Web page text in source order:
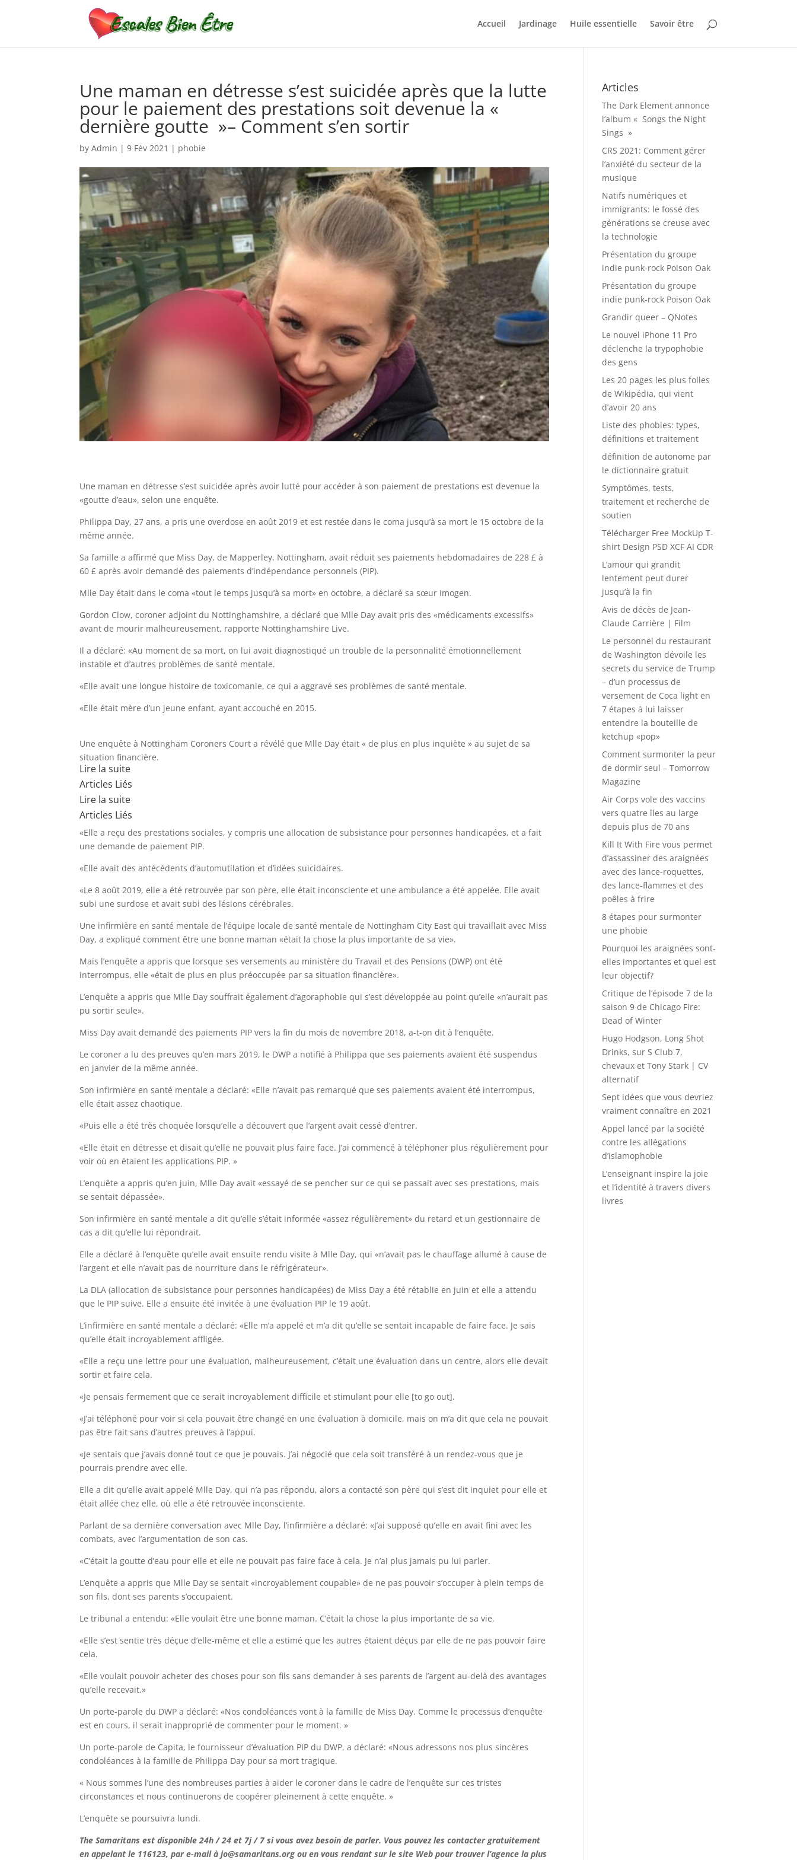
Accueil Jardinage Huile essentielle Savoir être
Une maman en détresse s’est suicidée après que la lutte
pour le paiement des prestations soit devenue la «
dernière goutte »– Comment s’en sortir
byAdmin |9 Fév 2021 | phobie
Une maman en détresse s’est suicidée après avoir lutté pour accéder à son paiement de prestations est devenue la
«goutte d’eau», selon une enquête.
Philippa Day, 27 ans, a pris une overdose en août 2019 et est restée dans le coma jusqu’à sa mort le 15 octobre de la
même année.
Sa famille a affirmé que Miss Day, de Mapperley, Nottingham, avait réduit ses paiements hebdomadaires de 228 £ à
60 £ après avoir demandé des paiements d’indépendance personnels (PIP).
Mlle Day était dans le coma «tout le temps jusqu’à sa mort» en octobre, a déclaré sa sœur Imogen.
Gordon Clow, coroner adjoint du Nottinghamshire, a déclaré que Mlle Day avait pris des «médicaments excessifs»
avant de mourir malheureusement, rapporte Nottinghamshire Live.
Il a déclaré: «Au moment de sa mort, on lui avait diagnostiqué un trouble de la personnalité émotionnellement
instable et d’autres problèmes de santé mentale.
«Elle avait une longue histoire de toxicomanie, ce qui a aggravé ses problèmes de santé mentale.
«Elle était mère d’un jeune enfant, ayant accouché en 2015.
Une enquête à Nottingham Coroners Court a révélé que Mlle Day était « de plus en plus inquiète » au sujet de sa
situation financière.
Lire la suite
Articles Liés
Lire la suite
Articles Liés
«Elle a reçu des prestations sociales, y compris une allocation de subsistance pour personnes handicapées, et a fait
une demande de paiement PIP.
«Elle avait des antécédents d’automutilation et d’idées suicidaires.
«Le 8 août 2019, elle a été retrouvée par son père, elle était inconsciente et une ambulance a été appelée. Elle avait
subi une surdose et avait subi des lésions cérébrales.
Une infirmière en santé mentale de l’équipe locale de santé mentale de Nottingham City East qui travaillait avec Miss
Day, a expliqué comment être une bonne maman «était la chose la plus importante de sa vie».
Mais l’enquête a appris que lorsque ses versements au ministère du Travail et des Pensions (DWP) ont été
interrompus, elle «était de plus en plus préoccupée par sa situation financière».
L’enquête a appris que Mlle Day souffrait également d’agoraphobie qui s’est développée au point qu’elle «n’aurait pas
pu sortir seule».
Miss Day avait demandé des paiements PIP vers la fin du mois de novembre 2018, a-t-on dit à l’enquête.
Le coroner a lu des preuves qu’en mars 2019, le DWP a notifié à Philippa que ses paiements avaient été suspendus
en janvier de la même année.
Son infirmière en santé mentale a déclaré: «Elle n’avait pas remarqué que ses paiements avaient été interrompus,
elle était assez chaotique.
«Puis elle a été très choquée lorsqu’elle a découvert que l’argent avait cessé d’entrer.
«Elle était en détresse et disait qu’elle ne pouvait plus faire face. J’ai commencé à téléphoner plus régulièrement pour
voir où en étaient les applications PIP. »
L’enquête a appris qu’en juin, Mlle Day avait «essayé de se pencher sur ce qui se passait avec ses prestations, mais
se sentait dépassée».
Son infirmière en santé mentale a dit qu’elle s’était informée «assez régulièrement» du retard et un gestionnaire de
cas a dit qu’elle lui répondrait.
Elle a déclaré à l’enquête qu’elle avait ensuite rendu visite à Mlle Day, qui «n’avait pas le chauffage allumé à cause de
l’argent et elle n’avait pas de nourriture dans le réfrigérateur».
La DLA (allocation de subsistance pour personnes handicapées) de Miss Day a été rétablie en juin et elle a attendu
que le PIP suive. Elle a ensuite été invitée à une évaluation PIP le 19 août.
L’infirmière en santé mentale a déclaré: «Elle m’a appelé et m’a dit qu’elle se sentait incapable de faire face. Je sais
qu’elle était incroyablement affligée.
«Elle a reçu une lettre pour une évaluation, malheureusement, c’était une évaluation dans un centre, alors elle devait
sortir et faire cela.
«Je pensais fermement que ce serait incroyablement difficile et stimulant pour elle [to go out].
«J’ai téléphoné pour voir si cela pouvait être changé en une évaluation à domicile, mais on m’a dit que cela ne pouvait
pas être fait sans d’autres preuves à l’appui.
«Je sentais que j’avais donné tout ce que je pouvais. J’ai négocié que cela soit transféré à un rendez-vous que je
pourrais prendre avec elle.
Elle a dit qu’elle avait appelé Mlle Day, qui n’a pas répondu, alors a contacté son père qui s’est dit inquiet pour elle et
était allée chez elle, où elle a été retrouvée inconsciente.
Parlant de sa dernière conversation avec Mlle Day, l’infirmière a déclaré: «J’ai supposé qu’elle en avait fini avec les
combats, avec l’argumentation de son cas.
«C’était la goutte d’eau pour elle et elle ne pouvait pas faire face à cela. Je n’ai plus jamais pu lui parler.
L’enquête a appris que Mlle Day se sentait «incroyablement coupable» de ne pas pouvoir s’occuper à plein temps de
son fils, dont ses parents s’occupaient.
Le tribunal a entendu: «Elle voulait être une bonne maman. C’était la chose la plus importante de sa vie.
«Elle s’est sentie très déçue d’elle-même et elle a estimé que les autres étaient déçus par elle de ne pas pouvoir faire
cela.
«Elle voulait pouvoir acheter des choses pour son fils sans demander à ses parents de l’argent au-delà des avantages
qu’elle recevait.»
Un porte-parole du DWP a déclaré: «Nos condoléances vont à la famille de Miss Day. Comme le processus d’enquête
est en cours, il serait inapproprié de commenter pour le moment. »
Un porte-parole de Capita, le fournisseur d’évaluation PIP du DWP, a déclaré: «Nous adressons nos plus sincères
condoléances à la famille de Philippa Day pour sa mort tragique.
« Nous sommes l’une des nombreuses parties à aider le coroner dans le cadre de l’enquête sur ces tristes
circonstances et nous continuerons de coopérer pleinement à cette enquête. »
L’enquête se poursuivra lundi.
The Samaritans est disponible 24h / 24 et 7j / 7 si vous avez besoin de parler. Vous pouvez les contacter gratuitement
en appelant le 116123, par e-mail à jo@samaritans.org ou en vous rendant sur le site Web pour trouver l’agence la plus
Articles
The Dark Element annonce
l’album « Songs the Night
Sings »
CRS 2021: Comment gérer
l’anxiété du secteur de la
musique
Natifs numériques et
immigrants: le fossé des
générations se creuse avec
la technologie
Présentation du groupe
indie punk-rock Poison Oak
Présentation du groupe
indie punk-rock Poison Oak
Grandir queer – QNotes
Le nouvel iPhone 11 Pro
déclenche la trypophobie
des gens
Les 20 pages les plus folles
de Wikipédia, qui vient
d’avoir 20 ans
Liste des phobies: types,
définitions et traitement
définition de autonome par
le dictionnaire gratuit
Symptômes, tests,
traitement et recherche de
soutien
Télécharger Free MockUp T-
shirt Design PSD XCF AI CDR
L’amour qui grandit
lentement peut durer
jusqu’à la fin
Avis de décès de Jean-
Claude Carrière | Film
Le personnel du restaurant
de Washington dévoile les
secrets du service de Trump
– d’un processus de
versement de Coca light en
7 étapes à lui laisser
entendre la bouteille de
ketchup «pop»
Comment surmonter la peur
de dormir seul – Tomorrow
Magazine
Air Corps vole des vaccins
vers quatre îles au large
depuis plus de 70 ans
Kill It With Fire vous permet
d’assassiner des araignées
avec des lance-roquettes,
des lance-flammes et des
poêles à frire
8 étapes pour surmonter
une phobie
Pourquoi les araignées sont-
elles importantes et quel est
leur objectif?
Critique de l’épisode 7 de la
saison 9 de Chicago Fire:
Dead of Winter
Hugo Hodgson, Long Shot
Drinks, sur S Club 7,
chevaux et Tony Stark | CV
alternatif
Sept idées que vous devriez
vraiment connaître en 2021
Appel lancé par la société
contre les allégations
d’islamophobie
L’enseignant inspire la joie
et l’identité à travers divers
livres